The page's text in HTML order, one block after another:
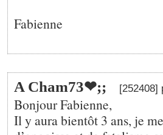
Fabienne
A Cham73❤;️; [252408]
Bonjour Fabienne,
Il y aura bientôt 3 ans, je